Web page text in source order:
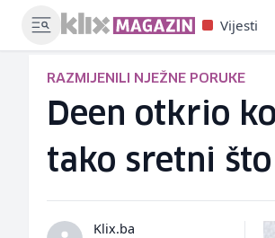
Vijesti
RAZMIJENILI NJEŽNE PORUKE
Deen otkrio
tako sretni
Klix.ba